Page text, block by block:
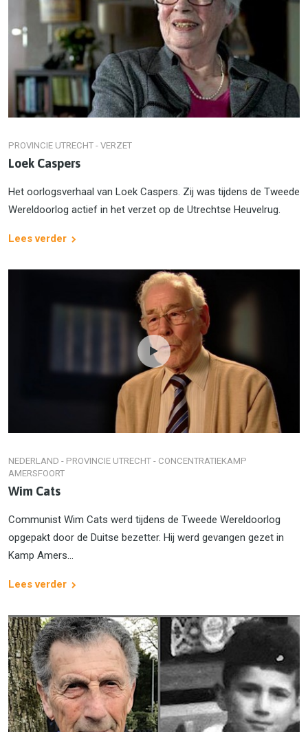
PROVINCIE UTRECHT - VERZET
Loek Caspers
Het oorlogsverhaal van Loek Caspers. Zij was tijdens de Tweede
Wereldoorlog actief in het verzet op de Utrechtse Heuvelrug.
Lees verder
NEDERLAND - PROVINCIE UTRECHT - CONCENTRATIEKAMP
AMERSFOORT
Wim Cats
Communist Wim Cats werd tijdens de Tweede Wereldoorlog
opgepakt door de Duitse bezetter. Hij werd gevangen gezet in
Kamp Amers­...
Lees verder